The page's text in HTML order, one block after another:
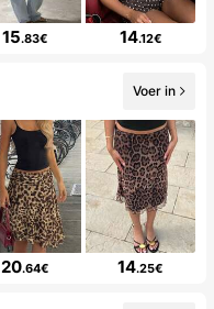
15.83€ 14.12€
Voer in
20.64€ 14.25€